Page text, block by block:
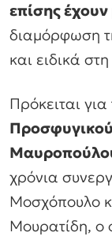
επίσης
διαμόρφωση
και ειδικά
Πρόκειται για
χρόνια
Μοσχόπουλο
Μουρατίδη, ο